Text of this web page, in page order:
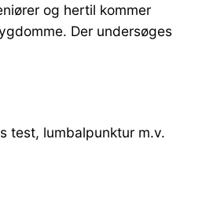
og hertil kommer
Der undersøges
test, lumbalpunktur m.v.